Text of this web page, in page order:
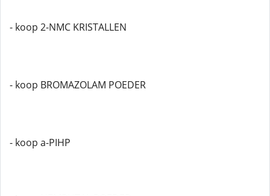
- koop 2-NMC KRISTALLEN
- koop BROMAZOLAM POEDER
- koop a-PIHP